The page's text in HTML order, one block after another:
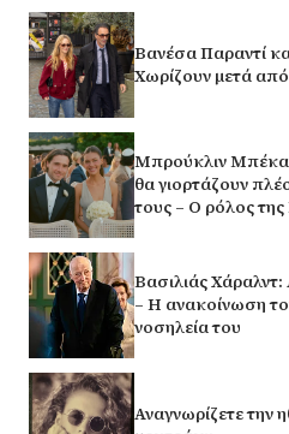
Βανέσα Παραντί
Χωρίζουν μετά
Μπρούκλιν
θα γιορτάζουν
τους – Ο ρόλος
Βασιλιάς Χάραλντ:
– Η ανακοίνωση
νοσηλεία του
Αναγνωρίζετε την